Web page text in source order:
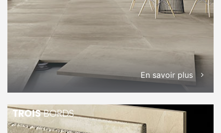
En savoir plus
TROISBORDS